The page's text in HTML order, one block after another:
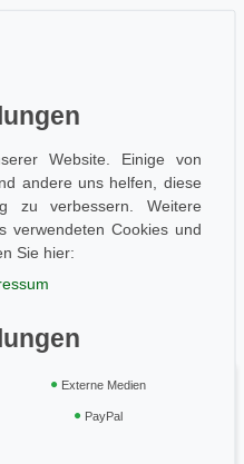
Website. Einige von
andere uns helfen, diese
zu verbessern. Weitere
verwendeten Cookies und
Sie hier:
Externe Medien
PayPal